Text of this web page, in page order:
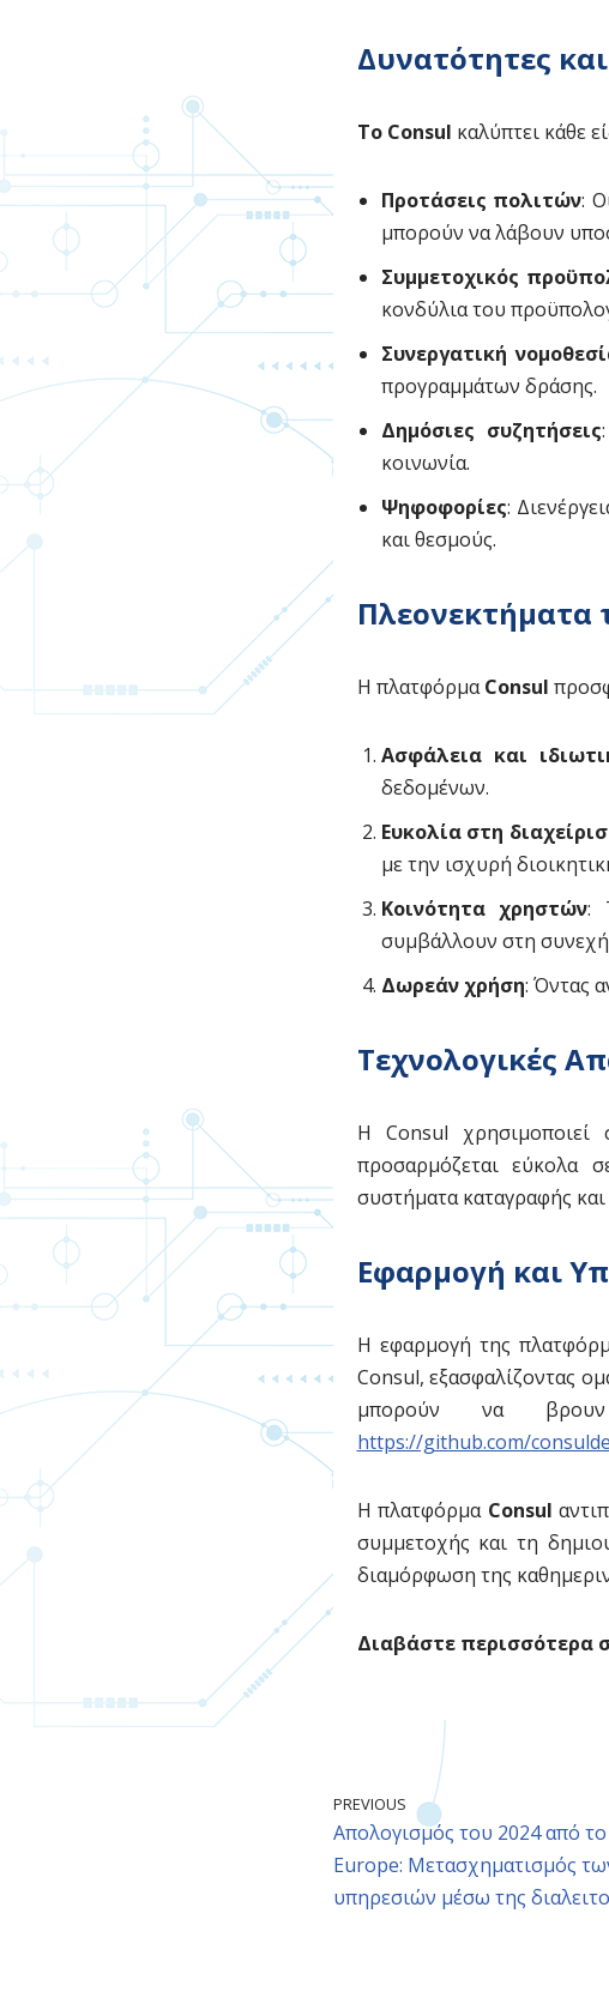
Δυνατότητες
To Consul καλύπτει κάθε
Προτάσεις πολιτών:
μπορούν να λάβουν
Συμμετοχικός
κονδύλια του
Συνεργατική
προγραμμάτων δράσης.
Δημόσιες συζητήσεις
κοινωνία.
Ψηφοφορίες:
και θεσμούς.
Πλεονεκτήματα
Η πλατφόρμαConsul
Ασφάλεια και
δεδομένων.
Ευκολία στη
με την ισχυρή
Κοινότητα χρηστών:
συμβάλλουν στη
Δωρεάν χρήση: Όντας
Τεχνολογικές
Η Consul χρησιμοποιεί
προσαρμόζεται εύκολα
συστήματα καταγραφής
Εφαρμογή και
Η εφαρμογή της
Consul, εξασφαλίζοντας
μπορούν να
https://github.com/
Η πλατφόρμα Consul
συμμετοχής και τη
διαμόρφωση της
Διαβάστε περισσότερα
PREVIOUS
Απολογισμός του 2024 από
Europe: Μετασχηματισμός
υπηρεσιών μέσω της